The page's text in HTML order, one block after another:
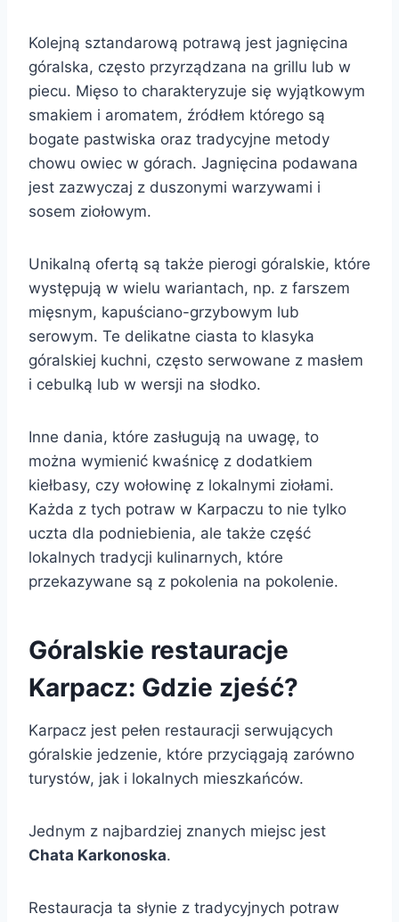
Kolejną sztandarową potrawą jest jagnięcina
góralska, często przyrządzana na grillu lub w
piecu. Mięso to charakteryzuje się wyjątkowym
smakiem i aromatem, źródłem którego są
bogate pastwiska oraz tradycyjne metody
chowu owiec w górach. Jagnięcina podawana
jest zazwyczaj z duszonymi warzywami i
sosem ziołowym.
Unikalną ofertą są także pierogi góralskie, które
występują w wielu wariantach, np. z farszem
mięsnym, kapuściano-grzybowym lub
serowym. Te delikatne ciasta to klasyka
góralskiej kuchni, często serwowane z masłem
i cebulką lub w wersji na słodko.
Inne dania, które zasługują na uwagę, to
można wymienić kwaśnicę z dodatkiem
kiełbasy, czy wołowinę z lokalnymi ziołami.
Każda z tych potraw w Karpaczu to nie tylko
uczta dla podniebienia, ale także część
lokalnych tradycji kulinarnych, które
przekazywane są z pokolenia na pokolenie.
Góralskie restauracje
Karpacz: Gdzie zjeść?
Karpacz jest pełen restauracji serwujących
góralskie jedzenie, które przyciągają zarówno
turystów, jak i lokalnych mieszkańców.
Jednym z najbardziej znanych miejsc jest
Chata Karkonoska.
Restauracja ta słynie z tradycyjnych potraw